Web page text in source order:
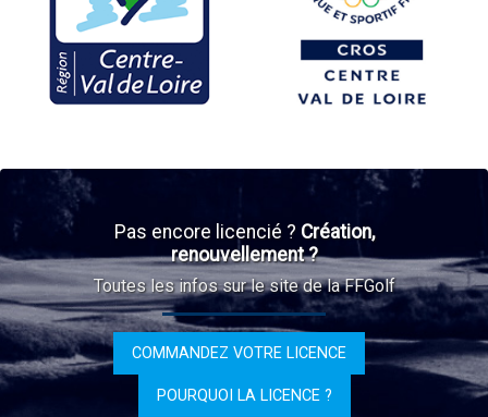
Pas encore licencié ? Création,
renouvellement ?
Toutes les infos sur le site de la FFGolf
COMMANDEZ VOTRE LICENCE
POURQUOI LA LICENCE ?